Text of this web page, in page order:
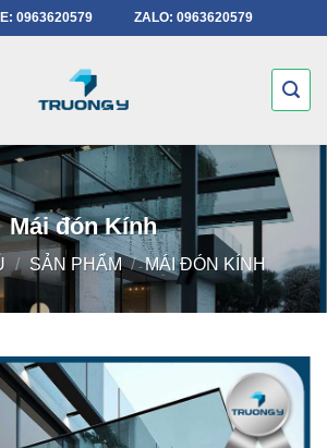
0963620579 ZALO: 0963620579
Mái đón Kính
/ SẢN PHẨM / MÁI ĐÓN KÍNH